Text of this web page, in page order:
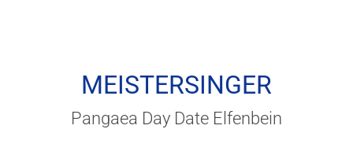
MEISTERSINGER
Pangaea Day Date Elfenbein